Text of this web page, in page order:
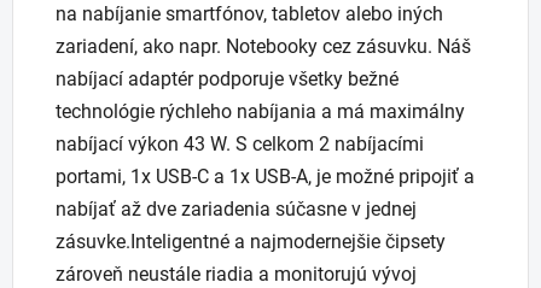
na nabíjanie smartfónov, tabletov alebo iných
zariadení, ako napr. Notebooky cez zásuvku. Náš
nabíjací adaptér podporuje všetky bežné
technológie rýchleho nabíjania a má maximálny
nabíjací výkon 43 W. S celkom 2 nabíjacími
portami, 1x USB-C a 1x USB-A, je možné pripojiť a
nabíjať až dve zariadenia súčasne v jednej
zásuvke.Inteligentné a najmodernejšie čipsety
zároveň neustále riadia a monitorujú vývoj